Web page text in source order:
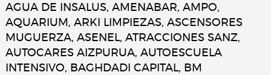
AGUA DE INSALUS, AMENABAR, AMPO,
AQUARIUM, ARKI LIMPIEZAS, ASCENSORES
MUGUERZA, ASENEL, ATRACCIONES SANZ,
AUTOCARES AIZPURUA, AUTOESCUELA
INTENSIVO, BAGHDADI CAPITAL, BM